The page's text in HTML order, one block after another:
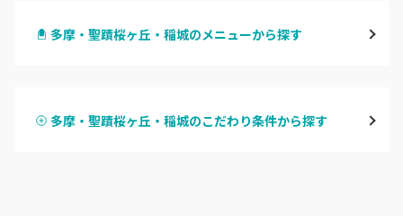
原宿
多摩・聖蹟桜ヶ丘・稲城のメニューから探す
ハンドスカルプ
多摩・聖蹟桜ヶ丘・稲城のこだわり条件から探す